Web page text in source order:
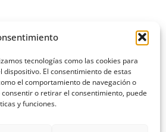
tecnologías como las cookies para
El consentimiento de estas
el comportamiento de navegación o
o retirar el consentimiento, puede
y funciones.